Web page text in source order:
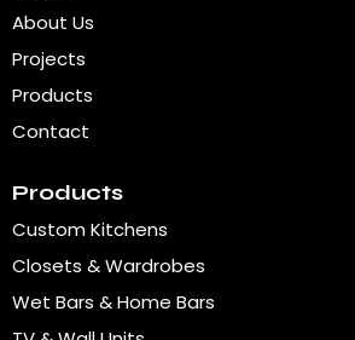
About Us
Projects
Products
Contact
Products
Custom Kitchens
Closets & Wardrobes
Wet Bars & Home Bars